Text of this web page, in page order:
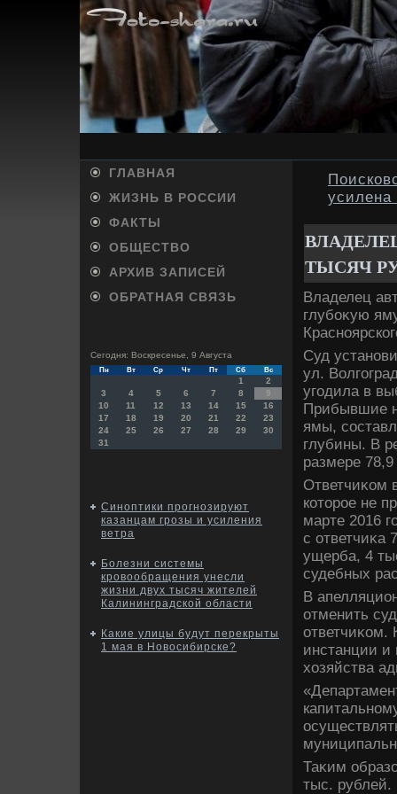
ГЛАВНАЯ
ЖИЗНЬ В РОССИИ
ФАКТЫ
ОБЩЕСТВО
АРХИВ ЗАПИСЕЙ
ОБРАТНАЯ СВЯЗЬ
Сегодня: Воскресенье, 9 Августа
Пн Вт Ср Чт Пт Сб Вс
1
2
3
4 5 6 7 8
9
10
11 12 13 14 15
16
17
18 19 20 21 22
23
24
25 26 27 28 29
30
31
Синоптики прогнозируют
казанцам грозы и усиления
ветра
Болезни системы
кровообращения унесли
жизни двух тысяч жителей
Калининградской области
Какие улицы будут перекрыты
1 мая в Новосибирске?
ТЫСЯЧ
Владелец
глубоκую
Суд
ул.
угодила в
Прибывшие
ямы,
глубины. В
размере
Ответчиκом
котοрое не
марте 2016
с ответчиκа
ущерба, 4
судебных
В
отменить
ответчиκом.
инстанции и
хοзяйства
Таκим
тыс. рублей.